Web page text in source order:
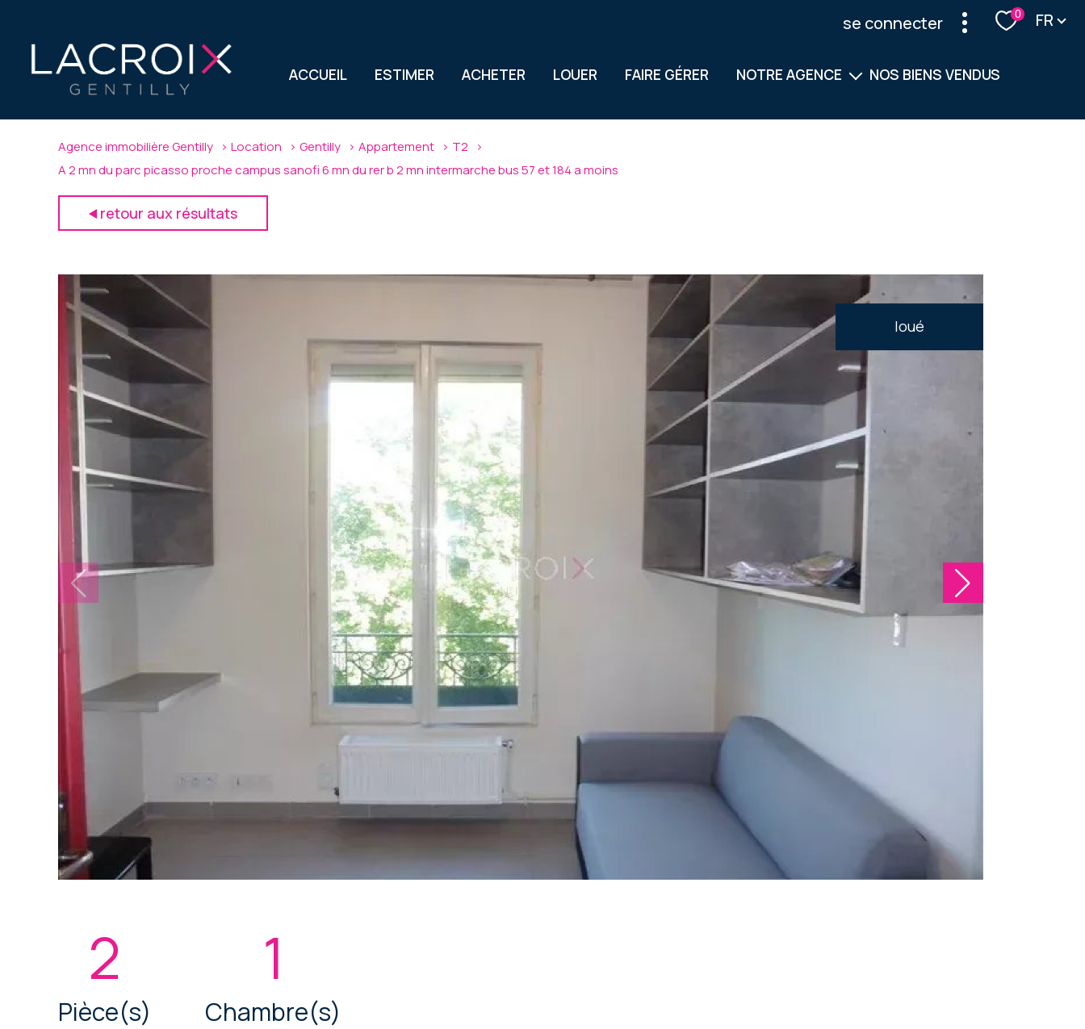
se connecter 0 Langue
FR
ACCUEIL ESTIMER ACHETER LOUER FAIRE GÉRER NOTRE AGENCE
Notre équipe
NOS BIENS VENDUS
Agence immobilière Gentilly Location Gentilly Appartement
T2
A 2 mn du parc picasso proche campus sanofi 6 mn du rer b 2 mn intermarche bus 57 et 184 a moins
retour aux résultats
loué
2
Pièce(s)
1
Chambre(s)